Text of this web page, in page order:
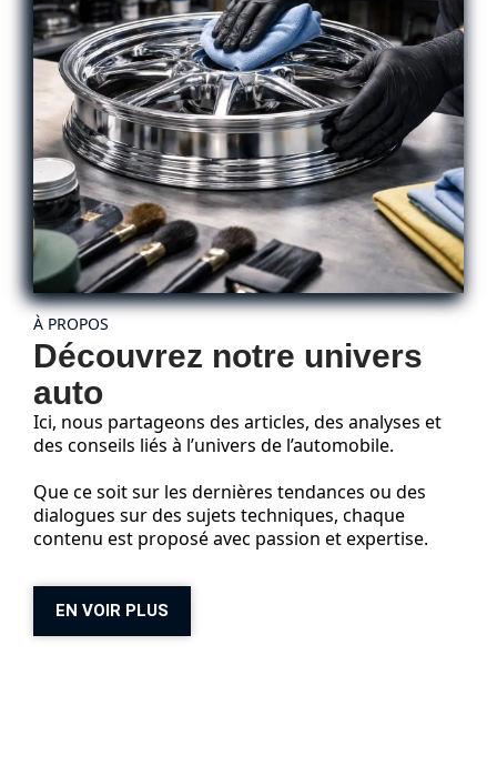
À PROPOS
Découvrez notre univers
auto
Ici, nous partageons des articles, des analyses et
des conseils liés à l’univers de l’automobile.
Que ce soit sur les dernières tendances ou des
dialogues sur des sujets techniques, chaque
contenu est proposé avec passion et expertise.
EN VOIR PLUS